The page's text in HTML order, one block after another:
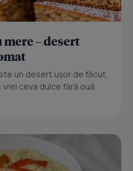
– desert
un desert ușor de făcut,
ceva dulce fără ouă